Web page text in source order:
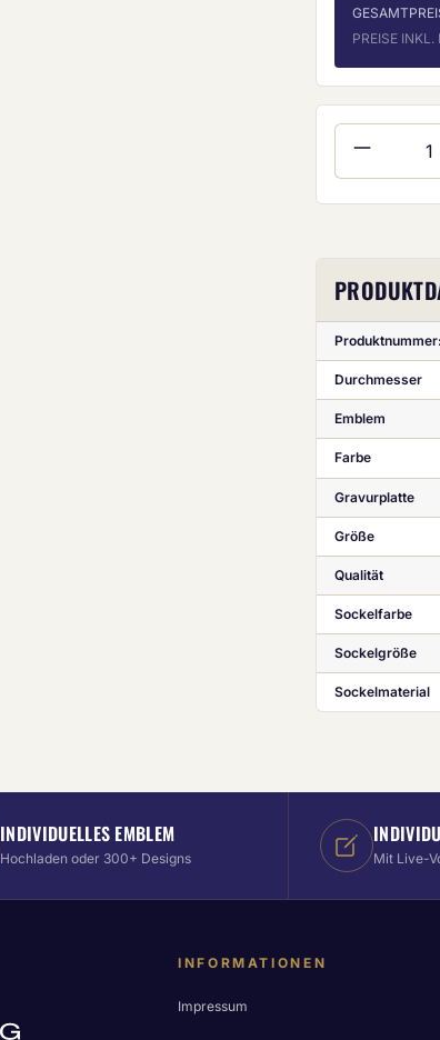
PREISE
Produktnummer:
Durchmesser
Emblem
Farbe
Gravurplatte
Größe
Qualität
Sockelfarbe
Sockelgröße
Sockelmaterial
INDIVIDUELLES EMBLEM
Hochladen oder 300+ Designs Mit Live-
INFORMATIONEN
Impressum